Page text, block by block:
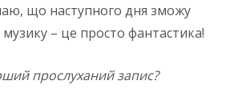
що наступного дня зможу
– це просто фантастика!
прослуханий запис?